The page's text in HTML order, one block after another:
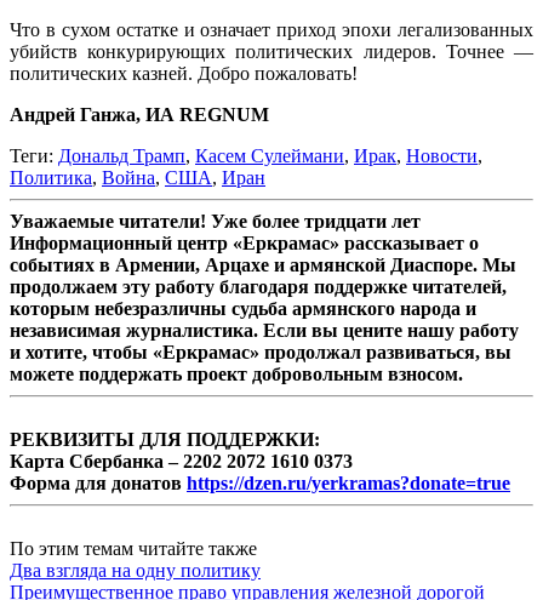
Что в сухом остатке и означает приход эпохи легализованных
убийств конкурирующих политических лидеров. Точнее —
политических казней. Добро пожаловать!
Андрей Ганжа, ИА REGNUM
Теги: Дональд Трамп, Касем Сулеймани, Ирак, Новости,
Политика, Война, США, Иран
Уважаемые читатели! Уже более тридцати лет
Информационный центр «Еркрамас» рассказывает о
событиях в Армении, Арцахе и армянской Диаспоре. Мы
продолжаем эту работу благодаря поддержке читателей,
которым небезразличны судьба армянского народа и
независимая журналистика. Если вы цените нашу работу
и хотите, чтобы «Еркрамас» продолжал развиваться, вы
можете поддержать проект добровольным взносом.
РЕКВИЗИТЫ ДЛЯ ПОДДЕРЖКИ:
Карта Сбербанка – 2202 2072 1610 0373
Форма для донатов https://dzen.ru/yerkramas?donate=true
По этим темам читайте также
Два взгляда на одну политику
Преимущественное право управления железной дорогой